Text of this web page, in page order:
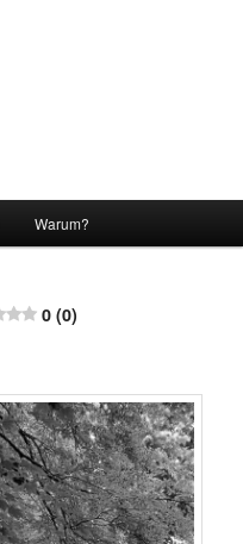
Warum?
0 (0)